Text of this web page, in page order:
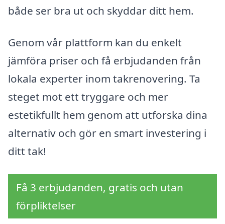
både ser bra ut och skyddar ditt hem.
Genom vår plattform kan du enkelt
jämföra priser och få erbjudanden från
lokala experter inom takrenovering. Ta
steget mot ett tryggare och mer
estetikfullt hem genom att utforska dina
alternativ och gör en smart investering i
ditt tak!
Få 3 erbjudanden, gratis och utan
förpliktelser